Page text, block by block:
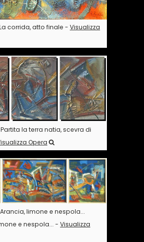
corrida, atto finale - Visualizza
Partita la terra natia, scevra di
Opera
Arancia, limone e nespola...
e nespola... - Visualizza